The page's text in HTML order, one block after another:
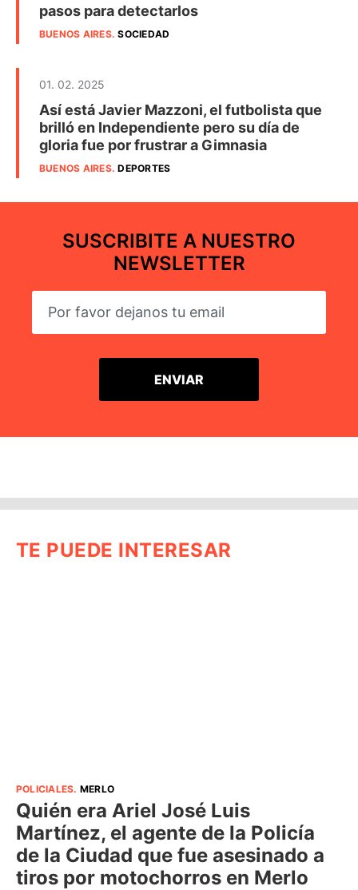
pasos para detectarlos
BUENOS AIRES.SOCIEDAD
01. 02. 2025
Así está Javier Mazzoni, el futbolista que
brilló en Independiente pero su día de
gloria fue por frustrar a Gimnasia
BUENOS AIRES.DEPORTES
SUSCRIBITE A NUESTRO
NEWSLETTER
TE PUEDE INTERESAR
POLICIALES. MERLO
Quién era Ariel José Luis
Martínez, el agente de la Policía
de la Ciudad que fue asesinado a
tiros por motochorros en Merlo